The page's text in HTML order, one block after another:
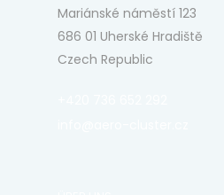
Mariánské náměstí 123
686 01 Uherské Hradiště
Czech Republic